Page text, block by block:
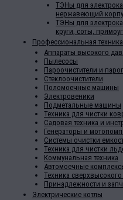
ТЭНы для
нержавеющий
ТЭНы для
круги, соты,
Профессиональная
Аппараты высокого
Пылесосы
Пароочистители и
Стеклоочистители
Поломоечные машины
Электровеники
Подметальные машины
Техника для чистки
Садовая техника и
Генераторы и
Системы очистки
Техника для чистки
Коммунальная техника
Автомоечные
Техника
Принадлежности и
Электрические котлы